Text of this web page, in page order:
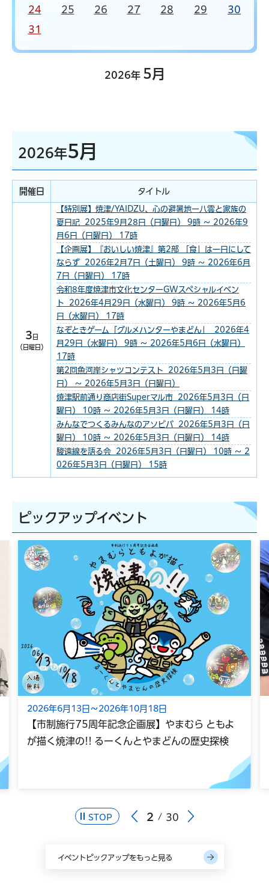
24 25 26 27 28 29 30
31
2026年 5月
2026年5月
開催日 タイトル
3 日
（日曜日）
【特別展】焼津/YAIDZU、心の避暑地ー八雲と家族の
夏日記 2025年9月28日（日曜日） 9時 ～ 2026年9
月6日（日曜日） 17時
【企画展】『おいしい焼津』第2部 「食」は一日にして
ならず 2026年2月7日（土曜日） 9時 ～ 2026年6月
7日（日曜日） 17時
令和8年度焼津市文化センターGWスペシャルイベン
ト 2026年4月29日（水曜日） 9時 ～ 2026年5月6
日（水曜日） 17時
なぞときゲーム「グルメハンターやまどん」 2026年4
月29日（水曜日） 9時 ～ 2026年5月6日（水曜日）
17時
第2回魚河岸シャツコンテスト 2026年5月3日（日曜
日） ～ 2026年5月3日（日曜日）
焼津駅前通り商店街Superマル市 2026年5月3日（日
曜日） 10時 ～ 2026年5月3日（日曜日） 14時
みんなでつくるみんなのアソビバ 2026年5月3日（日
曜日） 10時 ～ 2026年5月3日（日曜日） 14時
駿遠線を語る会 2026年5月3日（日曜日） 10時 ～ 2
026年5月3日（日曜日） 15時
ピックアップイベント
STOP 2 30
2026年6月13日～2026年10月18日
【市制施行75周年記念企画展】やまむら ともよ
が描く焼津の!! るーくんとやまどんの歴史探検
イベントピックアップをもっと見る